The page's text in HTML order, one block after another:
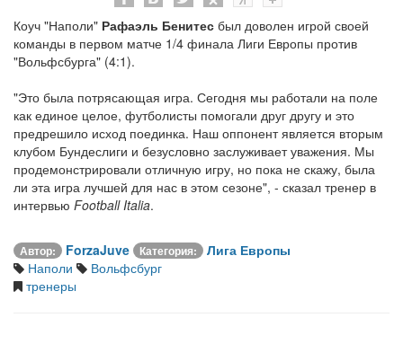
Коуч "Наполи" Рафаэль Бенитес был доволен игрой своей
команды в первом матче 1/4 финала Лиги Европы против
"Вольфсбурга" (4:1).
"Это была потрясающая игра. Сегодня мы работали на поле
как единое целое, футболисты помогали друг другу и это
предрешило исход поединка. Наш оппонент является вторым
клубом Бундеслиги и безусловно заслуживает уважения. Мы
продемонстрировали отличную игру, но пока не скажу, была
ли эта игра лучшей для нас в этом сезоне", - сказал тренер в
интервью Football Italia.
Автор: ForzaJuve Категория:
Лига Европы
Наполи
Вольфсбург
тренеры